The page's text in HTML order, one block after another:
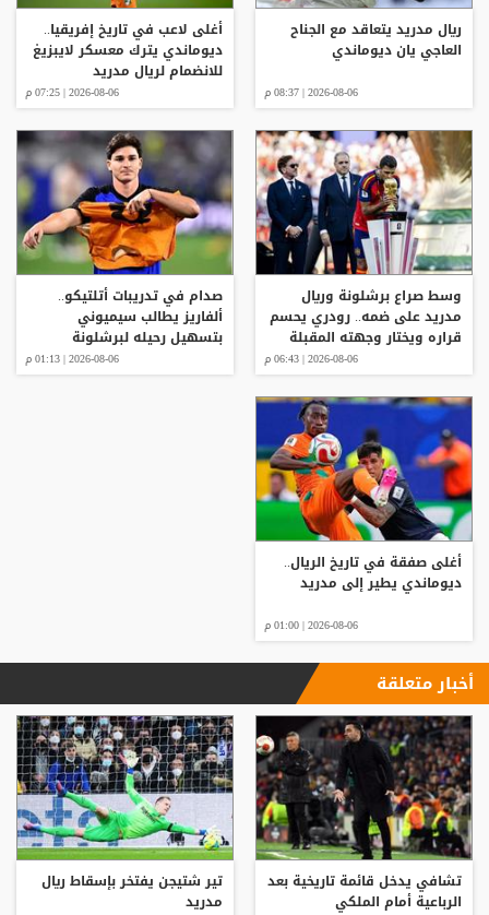
ريال مدريد يتعاقد مع الجناح
العاجي يان ديوماندي
2026-08-06 | 08:37 م
أغلى لاعب في تاريخ إفريقيا..
ديوماندي يترك معسكر لايبزيغ
للانضمام لريال مدريد
2026-08-06 | 07:25 م
وسط صراع برشلونة وريال
مدريد على ضمه.. رودري يحسم
قراره ويختار وجهته المقبلة
2026-08-06 | 06:43 م
صدام في تدريبات أتلتيكو..
ألفاريز يطالب سيميوني
بتسهيل رحيله لبرشلونة
2026-08-06 | 01:13 م
أغلى صفقة في تاريخ الريال..
ديوماندي يطير إلى مدريد
2026-08-06 | 01:00 م
أخبار متعلقة
تشافي يدخل قائمة تاريخية بعد
الرباعية أمام الملكي
تير شتيجن يفتخر بإسقاط ريال
مدريد